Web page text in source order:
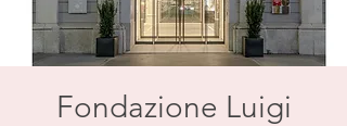
Fondazione Luigi